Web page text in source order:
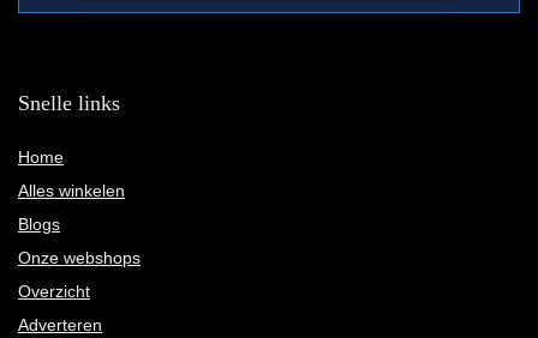
Snelle links
Home
Alles winkelen
Blogs
Onze webshops
Overzicht
Adverteren